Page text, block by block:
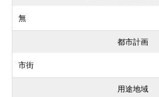
無
都市計画
市街
用途地域